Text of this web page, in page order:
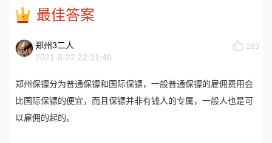
最佳答案
郑州3二人
2021-8-22 22:31:46
283
郑州保镖分为普通保镖和国际保镖，一般普通保镖的雇佣费用会
比国际保镖的便宜，而且保镖并非有钱人的专属，一般人也是可
以雇佣的起的。